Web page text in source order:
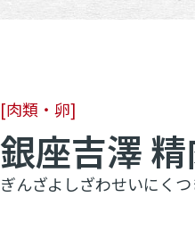
[肉類・卵]
銀座吉澤
ぎんざよしざわせいにく